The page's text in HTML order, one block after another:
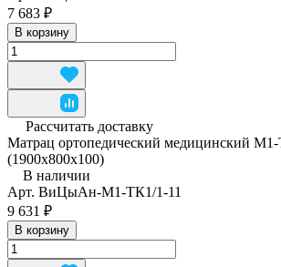
7 683 ₽
В корзину
Рассчитать доставку
Матрац ортопедический медицинский
(1900x800x100)
В наличии
Арт. ВиЦыАн-М1-ТК1/1-11
9 631 ₽
В корзину